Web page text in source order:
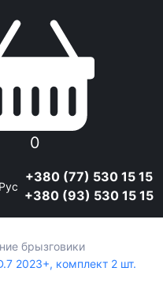
0
Рус
+380 (77) 530 15 15
+380 (93) 530 15 15
брызговики
2023+, комплект 2 шт.